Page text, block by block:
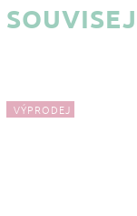
VÝPRODEJ